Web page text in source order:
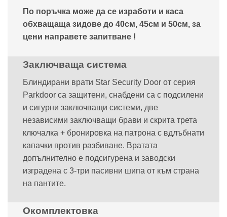
По поръчка може да се изработи и каса
обхващаща зидове до 40см, 45см и 50см, за
цени направете запитване !
Заключваща система
Блиндирани врати Star Security Door от серия
Parkdoor са защитени, снабдени са с подсилени
и сигурни заключващи системи, две
независими заключващи брави и скрита трета
ключалка + бронировка на патрона с вдлъбнати
капачки против разбиване. Вратата
допълнително е подсигурена и заводски
изградена с 3-три пасивни шипа от към страна
на пантите.
Окомплектовка